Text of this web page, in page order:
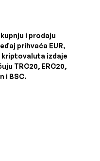
i prodaju
prihvaća EUR,
kriptovaluta izdaje
TRC20, ERC20,
i BSC.